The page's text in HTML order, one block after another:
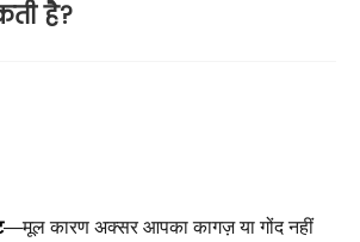
है?
—मूल कारण अक्सर आपका कागज़ या गोंद नहीं